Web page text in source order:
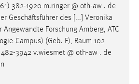
382-1920 m.ringer @ oth-aw . de
Geschäftsführer des [...] Veronika
Forschung Amberg, ATC
Campus) (Geb. F), Raum 102
482-3942 v.wiesmet @ oth-aw . de